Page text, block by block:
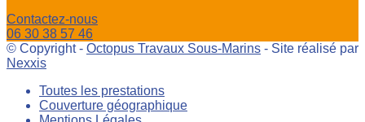
Contactez-nous
06 30 38 57 46
© Copyright - Octopus Travaux Sous-Marins - Site réalisé par
Nexxis
Toutes les prestations
Couverture géographique